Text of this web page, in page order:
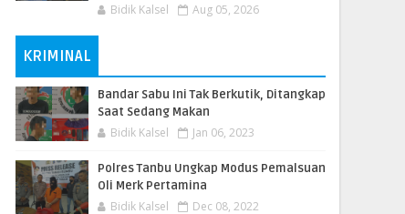
Bidik Kalsel Aug 05, 2026
KRIMINAL
Bandar Sabu Ini Tak Berkutik, Ditangkap
Saat Sedang Makan
Bidik Kalsel Jan 06, 2023
Polres Tanbu Ungkap Modus Pemalsuan
Oli Merk Pertamina
Bidik Kalsel Dec 08, 2022